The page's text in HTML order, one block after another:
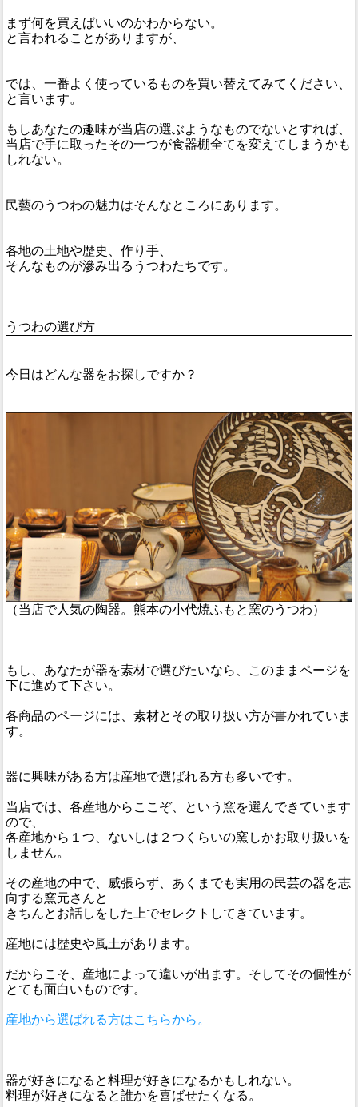
まず何を買えばいいのかわからない。
と言われることがありますが、
では、一番よく使っているものを買い替えてみてください、
と言います。
もしあなたの趣味が当店の選ぶようなものでないとすれば、
当店で手に取ったその一つが食器棚全てを変えてしまうかも
しれない。
民藝のうつわの魅力はそんなところにあります。
各地の土地や歴史、作り手、
そんなものが滲み出るうつわたちです。
うつわの選び方
今日はどんな器をお探しですか？
（当店で人気の陶器。熊本の小代焼ふもと窯のうつわ）
もし、あなたが器を素材で選びたいなら、このままページを
下に進めて下さい。
各商品のページには、素材とその取り扱い方が書かれていま
す。
器に興味がある方は産地で選ばれる方も多いです。
当店では、各産地からここぞ、という窯を選んできています
ので、
各産地から１つ、ないしは２つくらいの窯しかお取り扱いを
しません。
その産地の中で、威張らず、あくまでも実用の民芸の器を志
向する窯元さんと
きちんとお話しをした上でセレクトしてきています。
産地には歴史や風土があります。
だからこそ、産地によって違いが出ます。そしてその個性が
とても面白いものです。
産地から選ばれる方はこちらから。
器が好きになると料理が好きになるかもしれない。
料理が好きになると誰かを喜ばせたくなる。